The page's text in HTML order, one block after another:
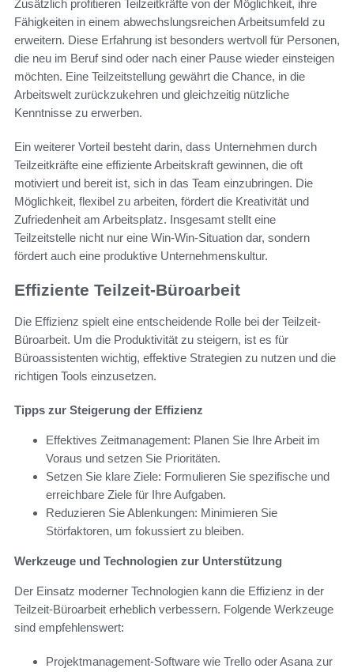
Zusätzlich profitieren Teilzeitkräfte von der Möglichkeit, ihre
Fähigkeiten in einem abwechslungsreichen Arbeitsumfeld zu
erweitern. Diese Erfahrung ist besonders wertvoll für Personen,
die neu im Beruf sind oder nach einer Pause wieder einsteigen
möchten. Eine Teilzeitstellung gewährt die Chance, in die
Arbeitswelt zurückzukehren und gleichzeitig nützliche
Kenntnisse zu erwerben.
Ein weiterer Vorteil besteht darin, dass Unternehmen durch
Teilzeitkräfte eine effiziente Arbeitskraft gewinnen, die oft
motiviert und bereit ist, sich in das Team einzubringen. Die
Möglichkeit, flexibel zu arbeiten, fördert die Kreativität und
Zufriedenheit am Arbeitsplatz. Insgesamt stellt eine
Teilzeitstelle nicht nur eine Win-Win-Situation dar, sondern
fördert auch eine produktive Unternehmenskultur.
Effiziente Teilzeit-Büroarbeit
Die Effizienz spielt eine entscheidende Rolle bei der Teilzeit-
Büroarbeit. Um die Produktivität zu steigern, ist es für
Büroassistenten wichtig, effektive Strategien zu nutzen und die
richtigen Tools einzusetzen.
Tipps zur Steigerung der Effizienz
Effektives Zeitmanagement: Planen Sie Ihre Arbeit im
Voraus und setzen Sie Prioritäten.
Setzen Sie klare Ziele: Formulieren Sie spezifische und
erreichbare Ziele für Ihre Aufgaben.
Reduzieren Sie Ablenkungen: Minimieren Sie
Störfaktoren, um fokussiert zu bleiben.
Werkzeuge und Technologien zur Unterstützung
Der Einsatz moderner Technologien kann die Effizienz in der
Teilzeit-Büroarbeit erheblich verbessern. Folgende Werkzeuge
sind empfehlenswert:
Projektmanagement-Software wie Trello oder Asana zur